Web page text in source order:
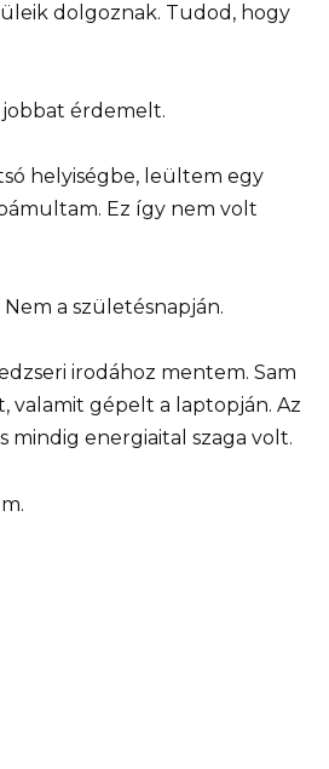
dolgoznak. Tudod, hogy
érdemelt.
helyiségbe, leültem egy
Ez így nem volt
a születésnapján.
irodához mentem. Sam
valamit gépelt a laptopján. Az
mindig energiaital szaga volt.